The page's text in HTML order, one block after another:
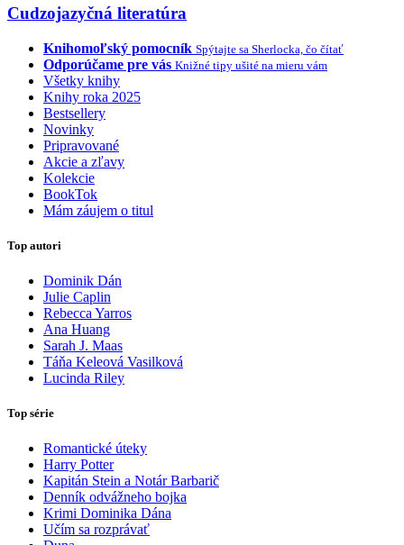
Cudzojazyčná literatúra
Knihomoľský pomocník Spýtajte sa Sherlocka, čo čítať
Odporúčame pre vás Knižné tipy ušité na mieru vám
Všetky knihy
Knihy roka 2025
Bestsellery
Novinky
Pripravované
Akcie a zľavy
Kolekcie
BookTok
Mám záujem o titul
Top autori
Dominik Dán
Julie Caplin
Rebecca Yarros
Ana Huang
Sarah J. Maas
Táňa Keleová Vasilková
Lucinda Riley
Top série
Romantické úteky
Harry Potter
Kapitán Stein a Notár Barbarič
Denník odvážneho bojka
Krimi Dominika Dána
Učím sa rozprávať